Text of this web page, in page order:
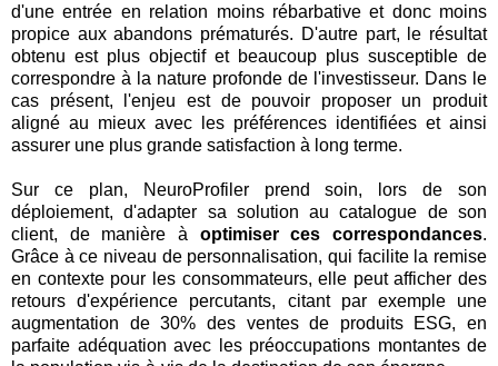
d'une entrée en relation moins rébarbative et donc moins
propice aux abandons prématurés. D'autre part, le résultat
obtenu est plus objectif et beaucoup plus susceptible de
correspondre à la nature profonde de l'investisseur. Dans le
cas présent, l'enjeu est de pouvoir proposer un produit
aligné au mieux avec les préférences identifiées et ainsi
assurer une plus grande satisfaction à long terme.
Sur ce plan, NeuroProfiler prend soin, lors de son
déploiement, d'adapter sa solution au catalogue de son
client, de manière à optimiser ces correspondances.
Grâce à ce niveau de personnalisation, qui facilite la remise
en contexte pour les consommateurs, elle peut afficher des
retours d'expérience percutants, citant par exemple une
augmentation de 30% des ventes de produits ESG, en
parfaite adéquation avec les préoccupations montantes de